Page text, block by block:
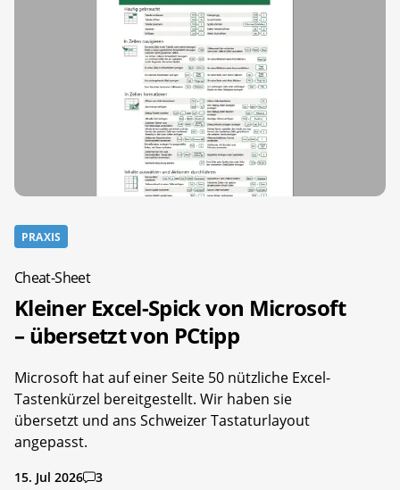
PRAXIS
Cheat-Sheet
Kleiner Excel-Spick von Microsoft
– übersetzt von PCtipp
Microsoft hat auf einer Seite 50 nützliche Excel-
Tastenkürzel bereitgestellt. Wir haben sie
übersetzt und ans Schweizer Tastaturlayout
angepasst.
15. Jul 2026 3